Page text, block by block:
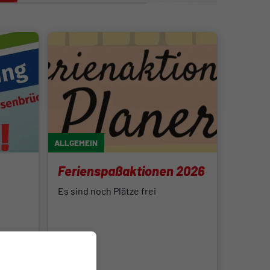
ALLGEMEIN
Ferienspaßaktionen 2026
Es sind noch Plätze frei